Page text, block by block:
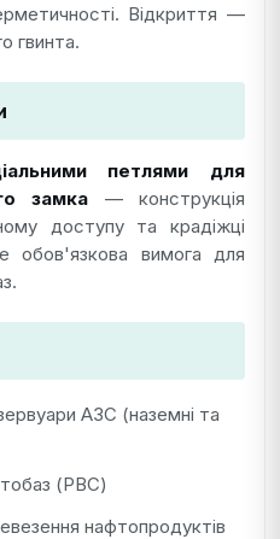
Відкриття —
гвинта.
петлями для
замка — конструкція
доступу та крадіжці
обов'язкова вимога для
АЗС (наземні та
(РВС)
нафтопродуктів